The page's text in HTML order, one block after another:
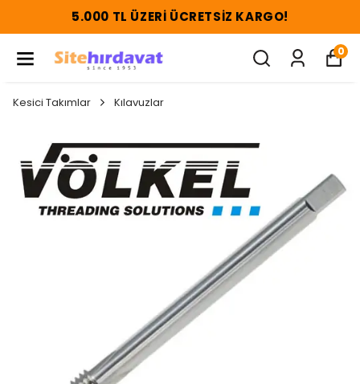
5.000 TL ÜZERI ÜCRETSIZ KARGO!
0
Kesici Takımlar Kılavuzlar